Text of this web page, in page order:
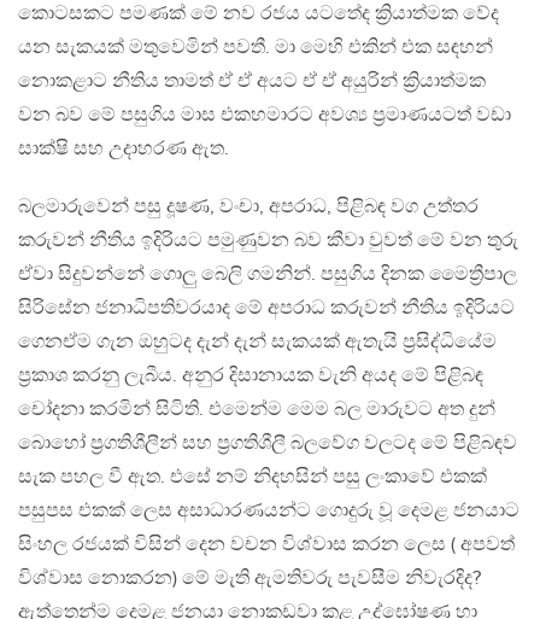
කොටසකට පමණක් මේ නව රජය යටතේද ක්‍රියාත්මක වේද
යන සැකයක් මතුවෙමින් පවතී. මා මෙහි එකින් එක සඳහන්
නොකළාට නීතිය තාමත් ඒ ඒ අයට ඒ ඒ අයුරින් ක්‍රියාත්මක
වන බව මේ පසුගිය මාස එකහමාරට අවශ්‍ය ප්‍රමාණයටත් වඩා
සාක්ෂි සහ උදාහරණ ඇත.
බලමාරුවෙන් පසු දූෂණ, වංචා, අපරාධ, පිළිබඳ වග උත්තර
කරුවන් නීතිය ඉදිරියට පමුණුවන බව කීවා වුවත් මේ වන තුරු
ඒවා සිදුවන්නේ ගොලු බෙලි ගමනින්. පසුගිය දිනක මෛත්‍රීපාල
සිරිසේන ජනාධිපතිවරයාද මේ අපරාධ කරුවන් නීතිය ඉදිරියට
ගෙනඒම ගැන ඔහුටද දැන් දැන් සැකයක් ඇතැයි ප්‍රසිද්ධියේම
ප්‍රකාශ කරනු ලැබීය. අනුර දිසානායක වැනි අයද මේ පිළිබඳ
චෝදනා කරමින් සිටිති. එමෙන්ම මෙම බල මාරුවට අත දුන්
බොහෝ ප්‍රගතිශීලීන් සහ ප්‍රගතිශීලී බලවේග වලටද මේ පිළිබඳව
සැක පහල වී ඇත. එසේ නම් නිදහසින් පසු ලංකාවේ එකක්
පසුපස එකක් ලෙස අසාධාරණයන්ට ගොදුරු වූ දෙමළ ජනයාට
සිංහල රජයක් විසින් දෙන වචන විශ්වාස කරන ලෙස ( අපවත්
විශ්වාස නොකරන) මේ මැති ඇමතිවරු පැවසීම නිවැරදිද?
ඇත්තෙන්ම දෙමළ ජනයා නොකඩවා කළ උද්ඝෝෂණ හා